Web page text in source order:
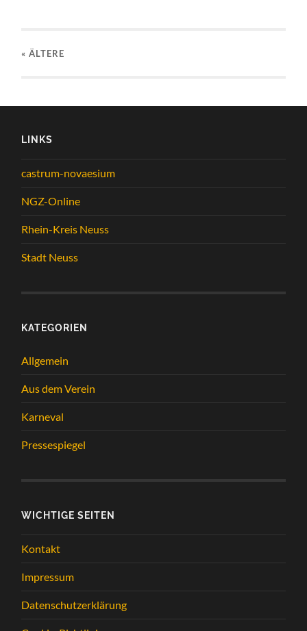
« ÄLTERE
LINKS
castrum-novaesium
NGZ-Online
Rhein-Kreis Neuss
Stadt Neuss
KATEGORIEN
Allgemein
Aus dem Verein
Karneval
Pressespiegel
WICHTIGE SEITEN
Kontakt
Impressum
Datenschutzerklärung